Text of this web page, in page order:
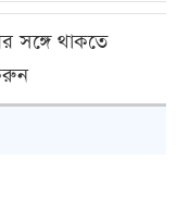
সঙ্গে থাকতে